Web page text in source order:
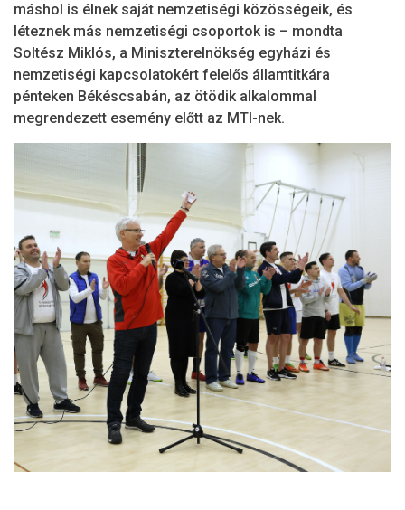
máshol is élnek saját nemzetiségi közösségeik, és
léteznek más nemzetiségi csoportok is – mondta
Soltész Miklós, a Miniszterelnökség egyházi és
nemzetiségi kapcsolatokért felelős államtitkára
pénteken Békéscsabán, az ötödik alkalommal
megrendezett esemény előtt az MTI-nek.